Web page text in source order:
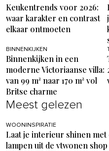
Keukentrends voor 2026:
waar karakter en contrast
elkaar ontmoeten
BINNENKIJKEN
Binnenkijken in een
moderne Victoriaanse villa:
van 99 m² naar 170 m² vol
Britse charme
Meest gelezen
WOONINSPIRATIE
Laat je interieur shinen met
lampen uit de vtwonen shop